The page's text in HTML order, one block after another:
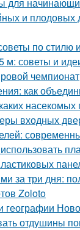
и плодовых
по стилю
м: советы и
чемпионат
как
насекомых
входных
за три дня:
Zoloto
географии
отдушины